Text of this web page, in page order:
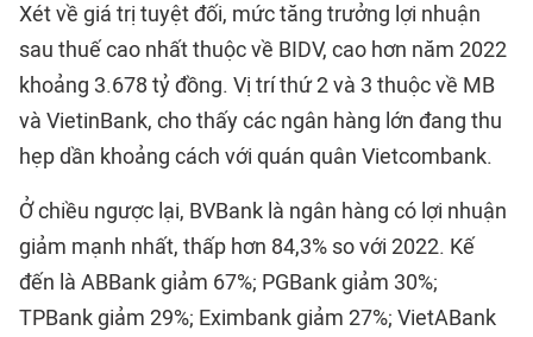
Xét về giá trị tuyệt đối, mức tăng trưởng lợi nhuận
sau thuế cao nhất thuộc về BIDV, cao hơn năm 2022
khoảng 3.678 tỷ đồng. Vị trí thứ 2 và 3 thuộc về MB
và VietinBank, cho thấy các ngân hàng lớn đang thu
hẹp dần khoảng cách với quán quân Vietcombank.
Ở chiều ngược lại, BVBank là ngân hàng có lợi nhuận
giảm mạnh nhất, thấp hơn 84,3% so với 2022. Kế
đến là ABBank giảm 67%; PGBank giảm 30%;
TPBank giảm 29%; Eximbank giảm 27%; VietABank